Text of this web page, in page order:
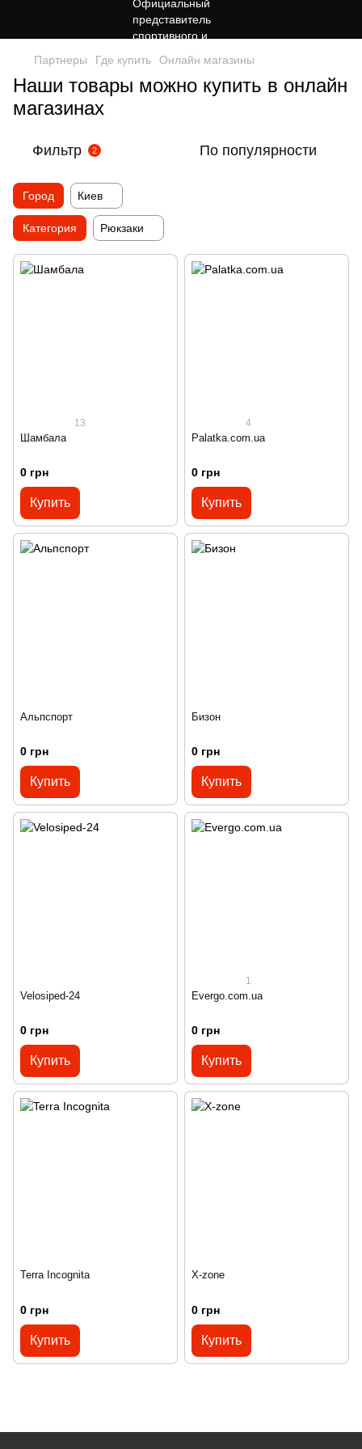
Партнеры Где купить Онлайн магазины
Наши товары можно купить в онлайн
магазинах
Фильтр 2 По популярности
Город Киев
Категория Рюкзаки
13
Шамбала
0 грн
Купить
4
Palatka.com.ua
0 грн
Купить
Альпспорт
0 грн
Купить
Бизон
0 грн
Купить
Velosiped-24
0 грн
Купить
1
Evergo.com.ua
0 грн
Купить
Terra Incognita
0 грн
Купить
X-zone
0 грн
Купить